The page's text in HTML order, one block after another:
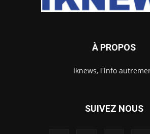
À PROPOS
Iknews, l'info
SUIVEZ NOUS